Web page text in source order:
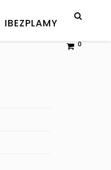
IBEZPLAMY
0